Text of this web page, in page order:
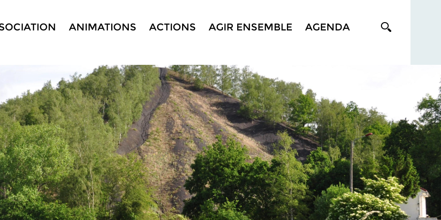
ANIMATIONS ACTIONS AGIR ENSEMBLE AGENDA